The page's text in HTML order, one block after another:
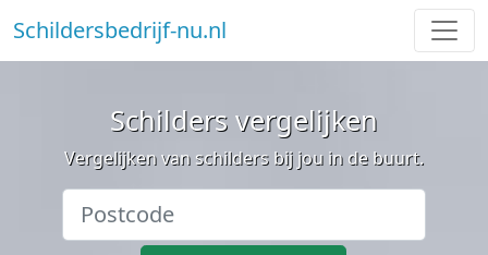
Schildersbedrijf-nu.nl
Schilders vergelijken
Vergelijken van schilders bij jou in de buurt.